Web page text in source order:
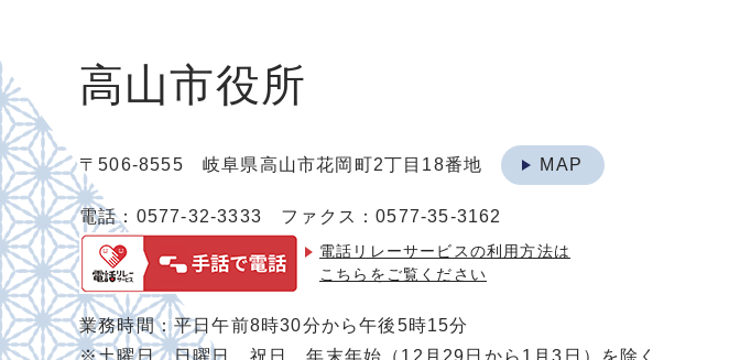
高山市役所
〒506-8555 岐阜県高山市花岡町2丁目18番地 MAP
電話：0577-32-3333 ファクス：0577-35-3162
電話リレーサービスの利用方法は
こちらをご覧ください
業務時間：平日午前8時30分から午後5時15分
※土曜日、日曜日、祝日、年末年始（12月29日から1月3日）を除く